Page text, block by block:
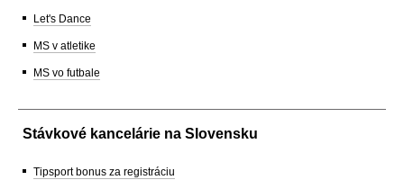
Let's Dance
MS v atletike
MS vo futbale
Stávkové kancelárie na Slovensku
Tipsport bonus za registráciu